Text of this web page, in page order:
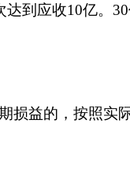
到应收10亿。
损益的，按照实